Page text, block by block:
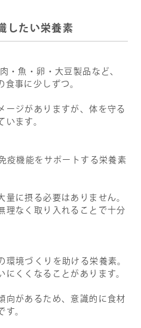
したい栄養素
・魚・卵・大豆製品など、
食事に少しずつ。
ージがありますが、体を守る
います。
疫機能をサポートする栄養素
量に摂る必要はありません。
理なく取り入れることで十分
環境づくりを助ける栄養素。
くくなることがあります。
向があるため、意識的に食材
す。